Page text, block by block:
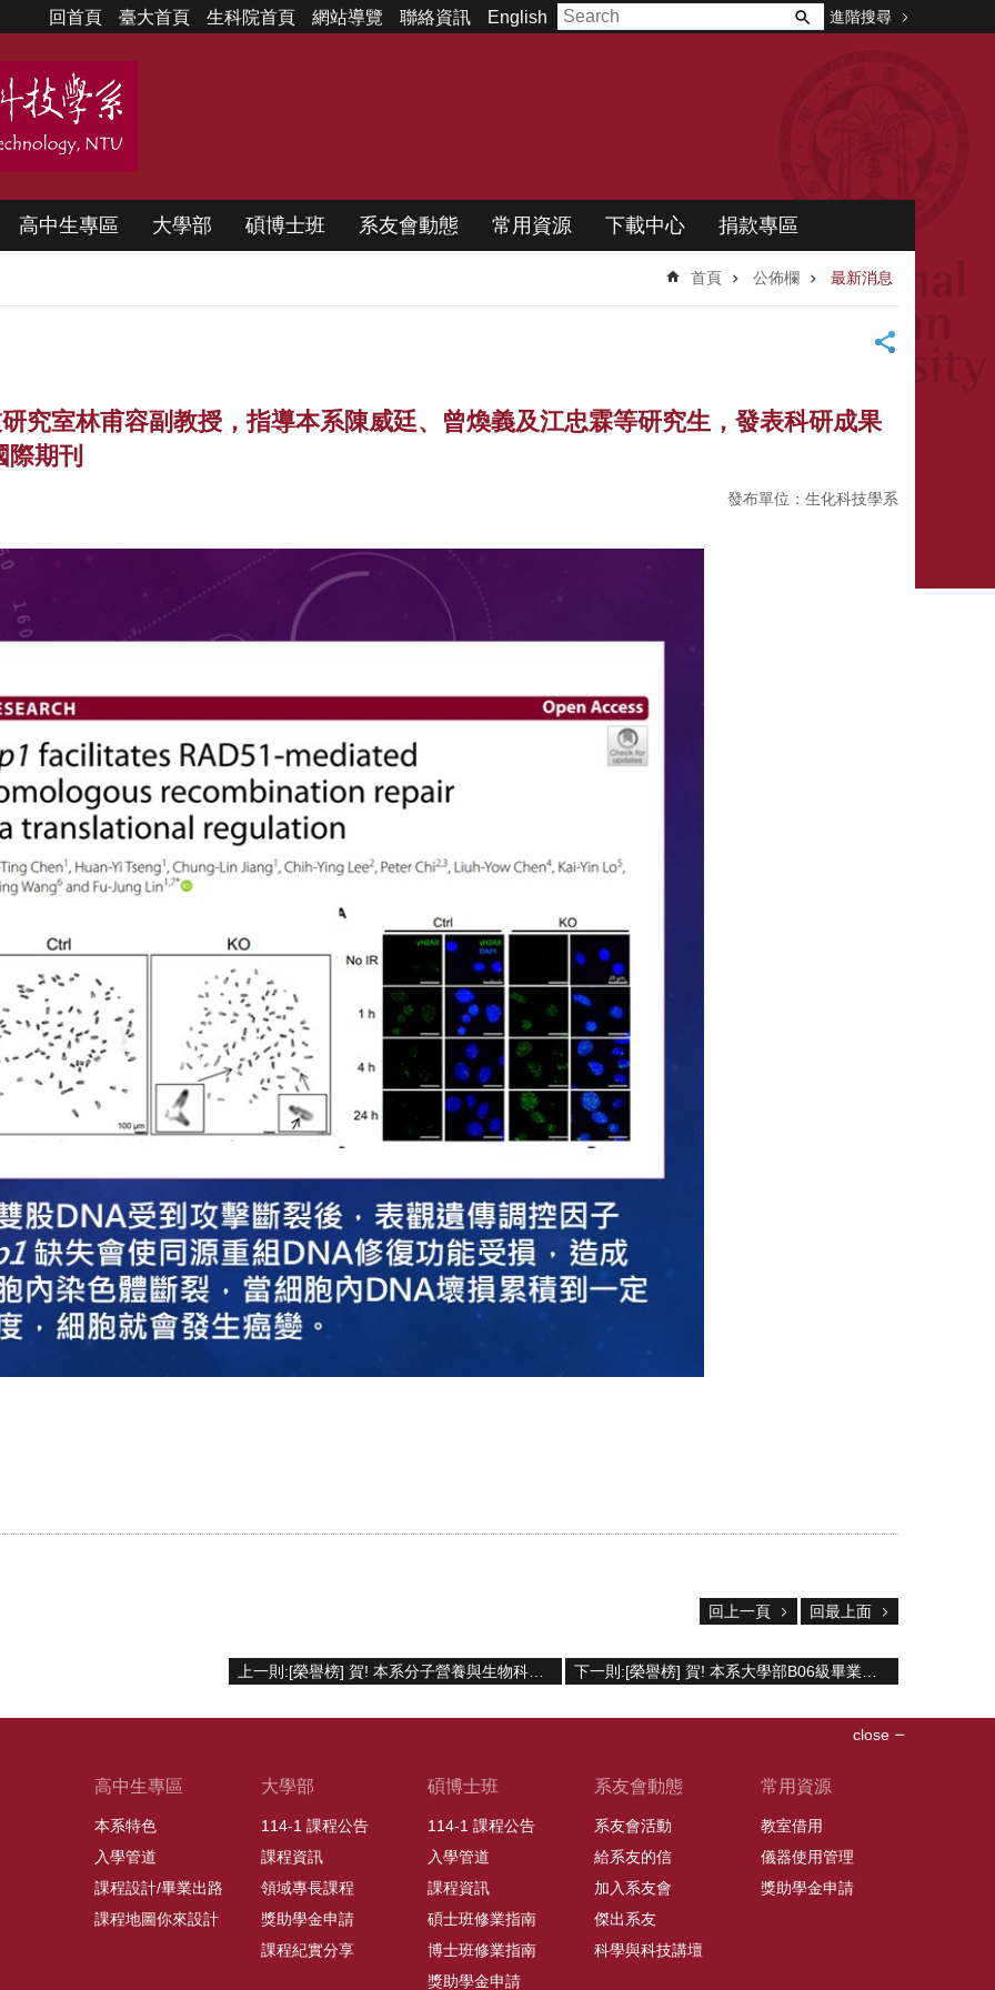
回首頁 臺大首頁 生科院首頁 網站導覽 聯絡資訊 English 進階搜尋
高中生專區 大學部 碩博士班 系友會動態 常用資源 下載中心 捐款專區
首頁 公佈欄 最新消息
究室林甫容副教授，指導本系陳威廷、曾煥義及江忠霖等研究生，發表科研成果
期刊
發布單位：生化科技學系
回上一頁 回最上面
上一則:[榮譽榜] 賀! 本系分子營養與生物科技研究室林甫容副教授，指導本系江忠霖及陳盈方等研究生，發表科研成果於 The FASEB Journal 國際期刊 下一則:[榮譽榜] 賀! 本系大學部B06級畢業生唐睿謙同學研究成果(醫工系林峯輝教授指導)發表於知名期刊 ACS Applied Materials & Interfaces。
close
高中生專區
本系特色
入學管道
課程設計/畢業出路
課程地圖你來設計
大學部
114-1 課程公告
課程資訊
領域專長課程
獎助學金申請
課程紀實分享
碩博士班
114-1 課程公告
入學管道
課程資訊
碩士班修業指南
博士班修業指南
獎助學金申請
系友會動態
系友會活動
給系友的信
加入系友會
傑出系友
科學與科技講壇
常用資源
教室借用
儀器使用管理
獎助學金申請